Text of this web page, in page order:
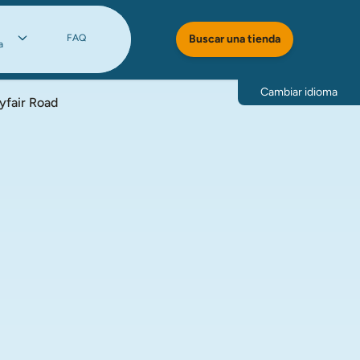
FAQ Buscar una tienda
Cambiar idioma
Road